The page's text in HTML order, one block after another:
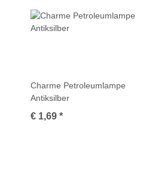
Charme Petroleumlampe
Antiksilber
€ 1,69 *